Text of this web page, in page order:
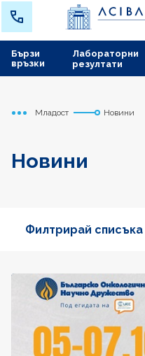
Лабораторни
резултати
Бързи
връзки
Начало
Младост Новини
Новини
Филтрирай списъка